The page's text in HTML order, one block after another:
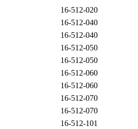
16-512-020
16-512-040
16-512-040
16-512-050
16-512-050
16-512-060
16-512-060
16-512-070
16-512-070
16-512-101